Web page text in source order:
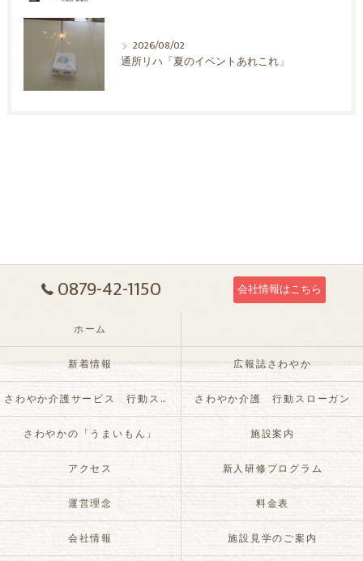
2026/08/02
通所リハ「夏のイベントあれこれ」
0879-42-1150 会社情報はこちら
ホーム
新着情報 広報誌さわやか
さわやか介護サービス 行動スローガン さわやか介護 行動スローガン
さわやかの「うまいもん」 施設案内
アクセス 新人研修プログラム
運営理念 料金表
会社情報 施設見学のご案内